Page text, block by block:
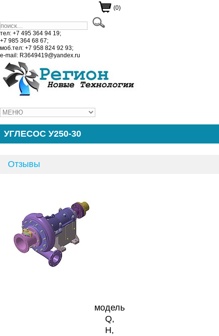
(0)
тел: +7 495 364 94 19;
+7 985 364 68 67;
моб.тел: +7 958 824 92 93;
e-mail: R3649419@yandex.ru
УГЛЕСОС У250-30
Отзывы
модель
Q,
H,